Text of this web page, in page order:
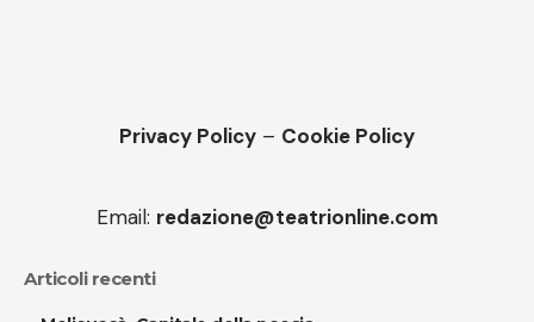
Privacy Policy – Cookie Policy
Email: redazione@teatrionline.com
Articoli recenti